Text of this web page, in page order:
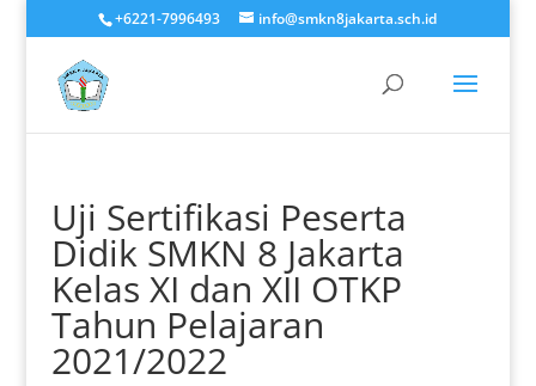
+6221-7996493 info@smkn8jakarta.sch.id
Uji Sertifikasi Peserta
Didik SMKN 8 Jakarta
Kelas XI dan XII OTKP
Tahun Pelajaran
2021/2022